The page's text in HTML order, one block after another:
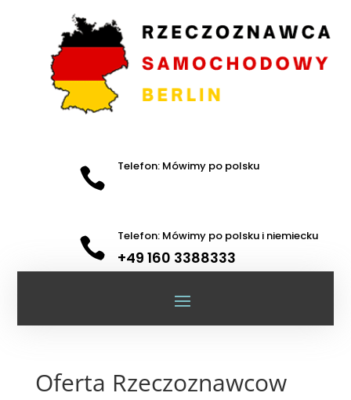
 Telefon: Mówimy po polsku
 Telefon: Mówimy po polsku i niemiecku
+49 160 3388333
Oferta Rzeczoznawcow